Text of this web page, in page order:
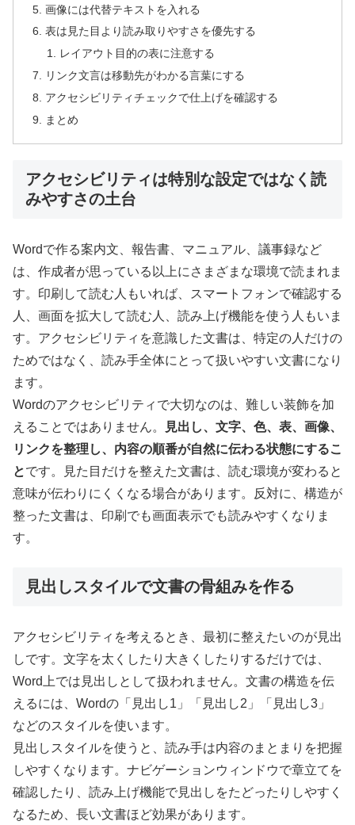
画像には代替テキストを入れる
表は見た目より読み取りやすさを優先する
レイアウト目的の表に注意する
リンク文言は移動先がわかる言葉にする
アクセシビリティチェックで仕上げを確認する
まとめ
アクセシビリティは特別な設定ではなく読
みやすさの土台
Wordで作る案内文、報告書、マニュアル、議事録など
は、作成者が思っている以上にさまざまな環境で読まれま
す。印刷して読む人もいれば、スマートフォンで確認する
人、画面を拡大して読む人、読み上げ機能を使う人もいま
す。アクセシビリティを意識した文書は、特定の人だけの
ためではなく、読み手全体にとって扱いやすい文書になり
ます。
Wordのアクセシビリティで大切なのは、難しい装飾を加
えることではありません。
見出し、文字、色、表、画像、
リンクを整理し、内容の順番が自然に伝わる状態にするこ
とです。見た目だけを整えた文書は、読む環境が変わると
意味が伝わりにくくなる場合があります。反対に、構造が
整った文書は、印刷でも画面表示でも読みやすくなりま
す。
見出しスタイルで文書の骨組みを作る
アクセシビリティを考えるとき、最初に整えたいのが見出
しです。文字を太くしたり大きくしたりするだけでは、
Word上では見出しとして扱われません。文書の構造を伝
えるには、Wordの「見出し1」「見出し2」「見出し3」
などのスタイルを使います。
見出しスタイルを使うと、読み手は内容のまとまりを把握
しやすくなります。ナビゲーションウィンドウで章立てを
確認したり、読み上げ機能で見出しをたどったりしやすく
なるため、長い文書ほど効果があります。